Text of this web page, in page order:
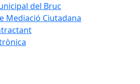
del Bruc
Mediació Ciutadana